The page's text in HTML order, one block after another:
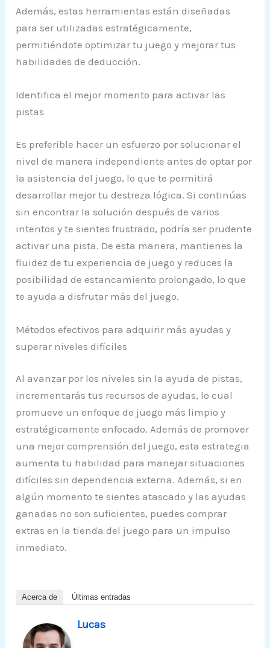
Además, estas herramientas están diseñadas
para ser utilizadas estratégicamente,
permitiéndote optimizar tu juego y mejorar tus
habilidades de deducción.
Identifica el mejor momento para activar las
pistas
Es preferible hacer un esfuerzo por solucionar el
nivel de manera independiente antes de optar por
la asistencia del juego, lo que te permitirá
desarrollar mejor tu destreza lógica. Si continúas
sin encontrar la solución después de varios
intentos y te sientes frustrado, podría ser prudente
activar una pista. De esta manera, mantienes la
fluidez de tu experiencia de juego y reduces la
posibilidad de estancamiento prolongado, lo que
te ayuda a disfrutar más del juego.
Métodos efectivos para adquirir más ayudas y
superar niveles difíciles
Al avanzar por los niveles sin la ayuda de pistas,
incrementarás tus recursos de ayudas, lo cual
promueve un enfoque de juego más limpio y
estratégicamente enfocado. Además de promover
una mejor comprensión del juego, esta estrategia
aumenta tu habilidad para manejar situaciones
difíciles sin dependencia externa. Además, si en
algún momento te sientes atascado y las ayudas
ganadas no son suficientes, puedes comprar
extras en la tienda del juego para un impulso
inmediato.
Acerca de Últimas entradas
Lucas